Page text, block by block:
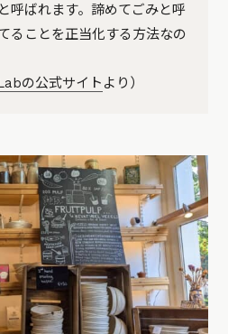
呼ばれます。諦めてごみと呼
ることを正当化する方法なの
の公式サイト より）